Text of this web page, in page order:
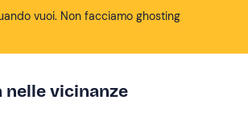
vuoi. Non facciamo ghosting
vicinanze